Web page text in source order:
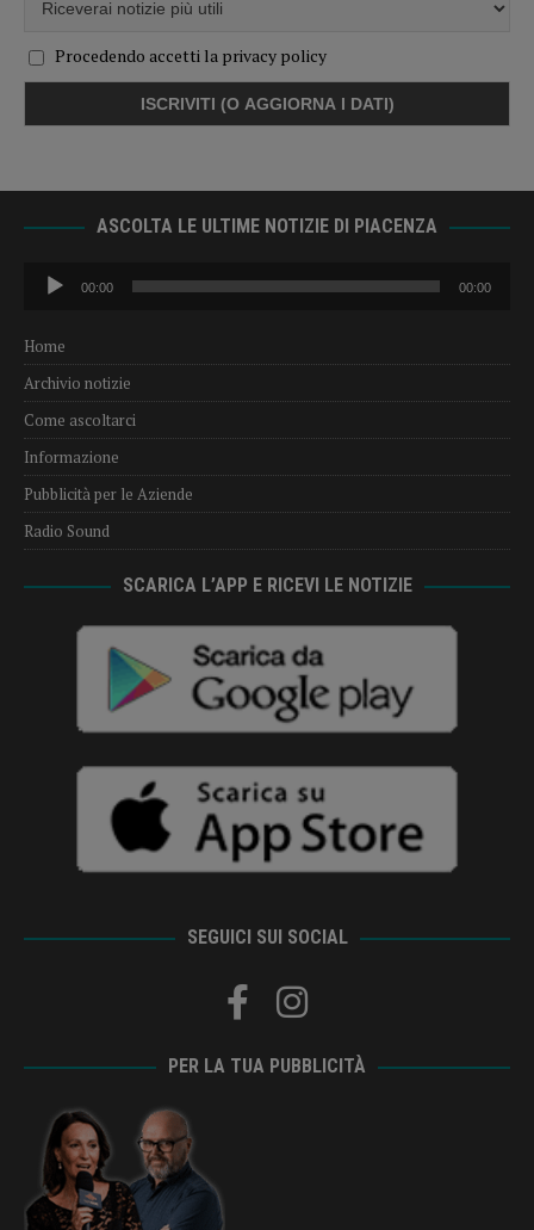
Procedendo accetti la privacy policy
ASCOLTA LE ULTIME NOTIZIE DI PIACENZA
Audio
Player
00:00 00:00
Home
Archivio notizie
Come ascoltarci
Informazione
Pubblicità per le Aziende
Radio Sound
SCARICA L’APP E RICEVI LE NOTIZIE
SEGUICI SUI SOCIAL
PER LA TUA PUBBLICITÀ